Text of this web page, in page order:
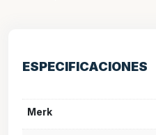
ESPECIFICACIONES
Merk